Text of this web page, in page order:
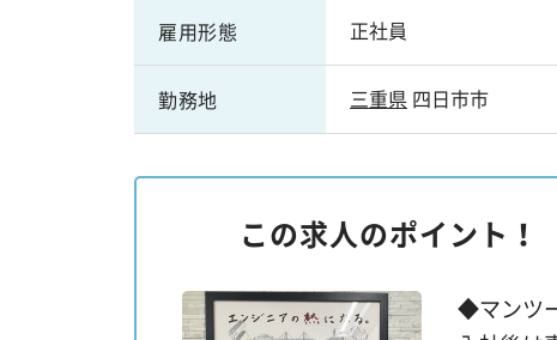
雇用形態 正社員
勤務地 三重県 四日市市
この求人のポイント！
◆マンツ